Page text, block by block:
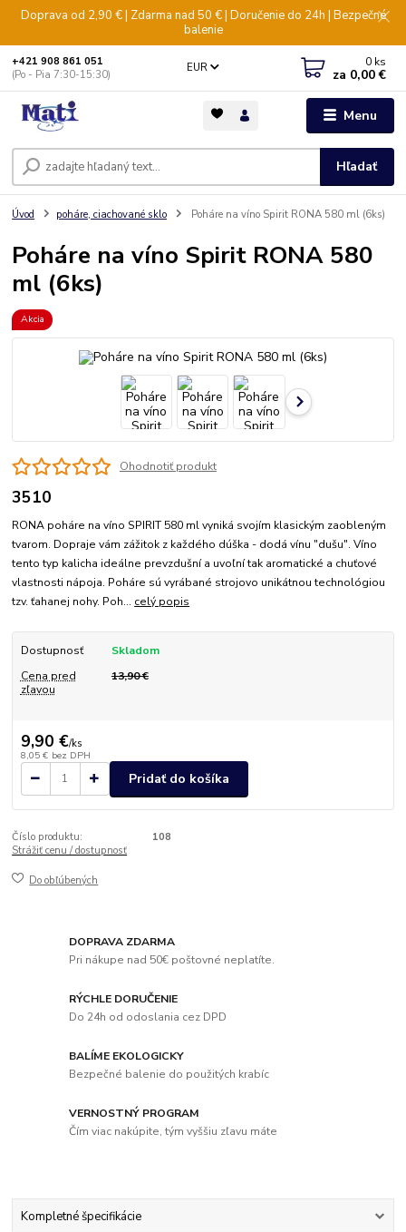
Doprava od 2,90 € | Zdarma nad 50 € | Doručenie do 24h | Bezpečné
balenie
Menu
EUR
Hľadať
+421 908 861 051
(Po - Pia 7:30-15:30)
0 ks
za 0,00 €
Úvod poháre, ciachované sklo Poháre na víno Spirit RONA 580 ml (6ks)
Poháre na víno Spirit RONA 580
ml (6ks)
Akcia
Ohodnotiť produkt
3510
RONA poháre na víno SPIRIT 580 ml vyniká svojím klasickým zaobleným
tvarom. Dopraje vám zážitok z každého dúška - dodá vínu "dušu". Víno
tento typ kalicha ideálne prevzdušní a uvoľní tak aromatické a chuťové
vlastnosti nápoja. Poháre sú vyrábané strojovo unikátnou technológiou
tzv. ťahanej nohy. Poh... celý popis
Dostupnosť
Skladom
Cena pred
zľavou
13,90 €
9,90 €/ks
8,05 € bez DPH
Pridať do košíka
Číslo produktu:
108
Strážiť cenu / dostupnosť
Do obľúbených
DOPRAVA ZDARMA
Pri nákupe nad 50€ poštovné neplatíte.
RÝCHLE DORUČENIE
Do 24h od odoslania cez DPD
BALÍME EKOLOGICKY
Bezpečné balenie do použitých krabíc
VERNOSTNÝ PROGRAM
Čím viac nakúpite, tým vyššiu zľavu máte
Kompletné špecifikácie